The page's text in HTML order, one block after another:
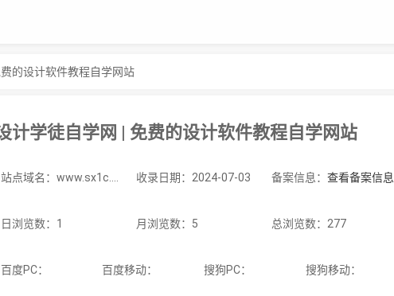
的设计软件教程自学网站
计学徒自学网 | 免费的设计软件教程自学网站
站点域名：www.sx1c.com 收录日期：2024-07-03 备案信息：查看备案信息
日浏览数：1 月浏览数：5 总浏览数：277
百度PC： 百度移动： 搜狗PC： 搜狗移动：